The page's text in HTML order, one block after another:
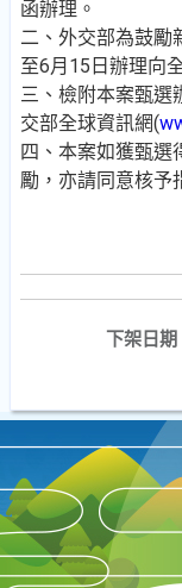
函辦理。
二、外交部為鼓勵
至6月15日辦理向
三、檢附本案甄選
交部全球資訊網(
四、本案如獲甄選
勵，亦請同意核予
下架日期